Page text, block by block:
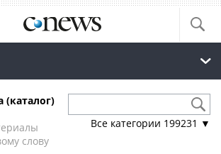
(каталог)
слову
Все категории 199231 ▼